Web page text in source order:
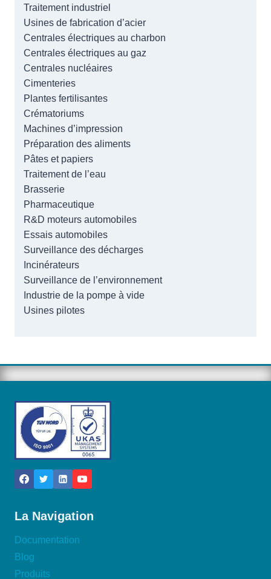
Traitement industriel
Usines de fabrication d’acier
Centrales électriques au charbon
Centrales électriques au gaz
Centrales nucléaires
Cimenteries
Plantes fertilisantes
Crématoriums
Machines d’impression
Préparation des aliments
Pâtes et papiers
Traitement de l’eau
Brasserie
Pharmaceutique
R&D moteurs automobiles
Essais automobiles
Surveillance des décharges
Incinérateurs
Surveillance de l’environnement
Industrie de la pompe à vide
Usines pilotes
La Navigation
Documentation
Blog
Produits